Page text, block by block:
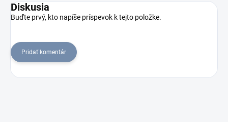
Diskusia
Buďte prvý, kto napíše príspevok k tejto položke.
Pridať komentár